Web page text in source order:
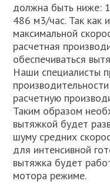
должна быть ниже:
486 м3/час. Так как
максимальной
расчетная
обеспечиваться
Наши специалисты
расчетную
Таким образом
вытяжкой будет
шуму средних
для интенсивной
вытяжка будет
мотора режиме.